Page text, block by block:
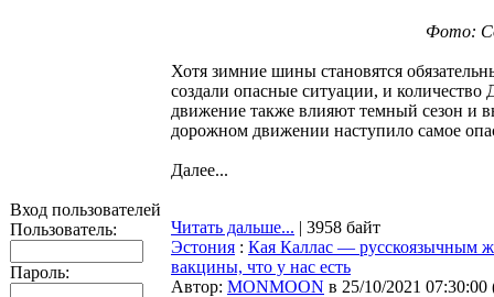
Вход пользователей
Пользователь:
Пароль:
Фото:
Хотя зимние шины становятся
создали опасные ситуации, и
движение также влияют темный сезон и
дорожном движении наступило самое
Далее...
Читать дальше... | 3958 байт
Эстония : Кая Каллас — русскоязычным
вакцины, что у нас есть
Автор: MONMOON в 25/10/2021 07:30:00